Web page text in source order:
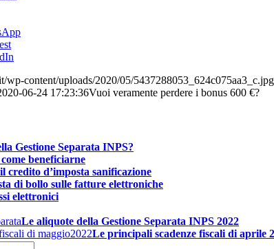
content/uploads/2020/05/5437288053_624c075aa3_c.jpg
06-24 17:23:36Vuoi veramente perdere i bonus 600 €?
Gestione Separata INPS?
beneficiarne
credito d’imposta sanificazione
di bollo sulle fatture elettroniche
elettronici
Le aliquote della Gestione Separata INPS 2022
Le principali scadenze fiscali di aprile